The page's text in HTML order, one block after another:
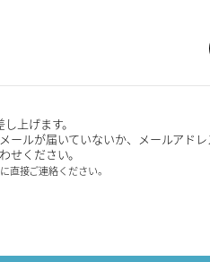
上げます。
ールが届いていないか、メールアド
せください。
直接ご連絡ください。